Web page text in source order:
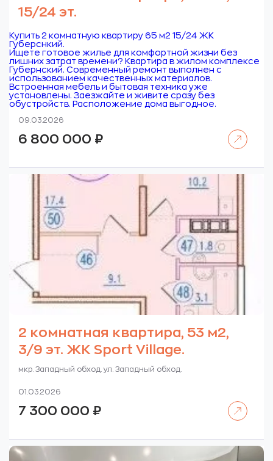
15/24 эт.
Купить 2 комнатную квартиру 65 м2 15/24 ЖК
Губерснкий.
Ищете готовое жилье для комфортной жизни без
лишних затрат времени? Квартира в жилом комплексе
Губернский. Современный ремонт выполнен с
использованием качественных материалов.
Встроенная мебель и бытовая техника уже
установлены. Заезжайте и живите сразу без
обустройств. Расположение дома выгодное.
09.03.2026
6 800 000 ₽
2 комнатная квартира, 53 м2,
3/9 эт. ЖК Sport Village.
мкр. Западный обход. ул. Западный обход.
01.03.2026
7 300 000 ₽